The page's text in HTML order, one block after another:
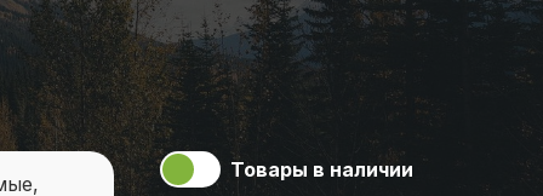
Товары в наличии